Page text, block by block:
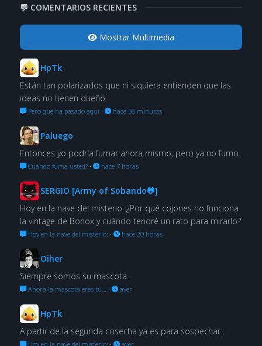
💬 COMENTARIOS RECIENTES
Mostrar Multimedia
HpTk
Están tan polarizados que ni siquiera entienden que las
ideas no tienen dueño.
Pero qué ha pasado aquí· hace 56 minutos
Paluego
Entonces yo podría fumar ahora mismo, pero ya no fumo.
Cuándo fuma usted?· hace 7 horas
SERGIO [Army of Sobando🐸]
Hoy en la nave del misterio: ¿Por qué cojones no funciona
la vintage de Bonox y cuándo tendré un rato para mirarlo?
Hoy en la nave del misterio: · hace 20 horas
Oiher
Siempre somos su mascota.
Ahora la mascota eres tú… · ayer
HpTk
A partir de la segunda cosecha ya es para sospechar.
Hoy en la nave del misterio: · ayer